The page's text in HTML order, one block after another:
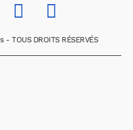
TOUS DROITS RÉSERVÉS